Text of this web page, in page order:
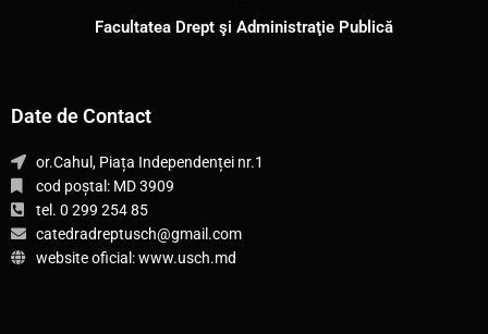
Facultatea Drept şi Administraţie Publică
Date de Contact
or.Cahul, Piața Independenței nr.1
cod poștal: MD 3909
tel. 0 299 254 85
catedradreptusch@gmail.com
website oficial: www.usch.md